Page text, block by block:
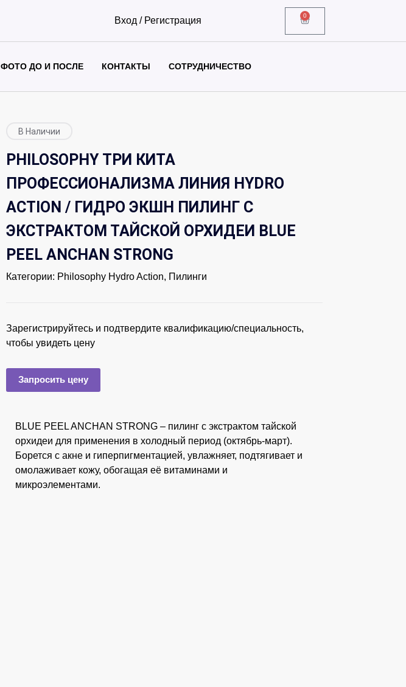
Вход / Регистрация 0
ФОТО ДО И ПОСЛЕ КОНТАКТЫ СОТРУДНИЧЕСТВО
В Наличии
PHILOSOPHY ТРИ КИТА
ПРОФЕССИОНАЛИЗМА ЛИНИЯ HYDRO
ACTION / ГИДРО ЭКШН ПИЛИНГ С
ЭКСТРАКТОМ ТАЙСКОЙ ОРХИДЕИ BLUE
PEEL ANCHAN STRONG
Категории: Philosophy Hydro Action, Пилинги
Зарегистрируйтесь и подтвердите квалификацию/специальность,
чтобы увидеть цену
Запросить цену
BLUE PEEL ANCHAN STRONG – пилинг с экстрактом тайской
орхидеи для применения в холодный период (октябрь-март).
Борется с акне и гиперпигментацией, увлажняет, подтягивает и
омолаживает кожу, обогащая её витаминами и
микроэлементами.